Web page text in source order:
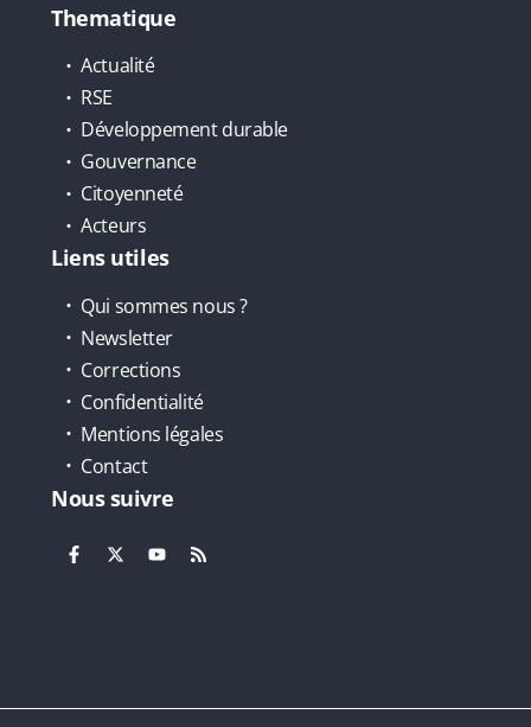
Thematique
Actualité
RSE
Développement durable
Gouvernance
Citoyenneté
Acteurs
Liens utiles
Qui sommes nous ?
Newsletter
Corrections
Confidentialité
Mentions légales
Contact
Nous suivre